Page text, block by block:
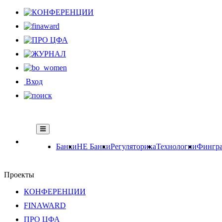
Вход
БанкиНЕ БанкиРегуляторикаТехнологии
Проекты
КОНФЕРЕНЦИИ
FINAWARD
ПРО ЦФА